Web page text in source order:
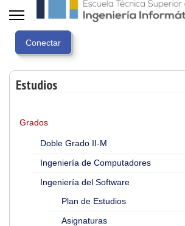
Estudios
Grados
Doble Grado II-M
Ingeniería de Computadores
Ingeniería del Software
Plan de Estudios
Asignaturas